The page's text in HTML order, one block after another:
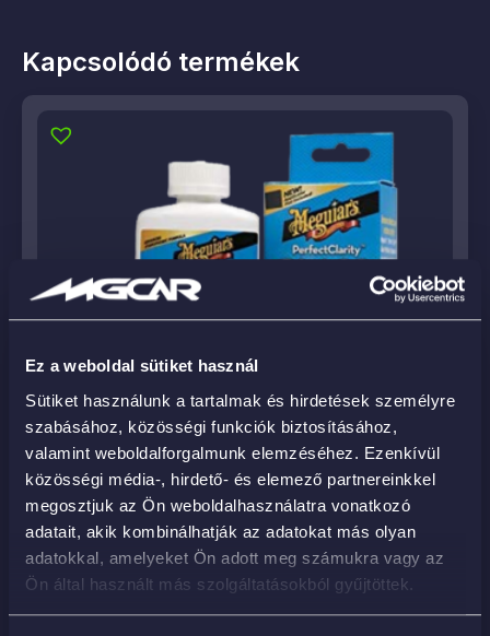
Ez a weboldal sütiket használ
Sütiket használunk a tartalmak és hirdetések személyre
szabásához, közösségi funkciók biztosításához,
valamint weboldalforgalmunk elemzéséhez. Ezenkívül
közösségi média-, hirdető- és elemező partnereinkkel
megosztjuk az Ön weboldalhasználatra vonatkozó
adatait, akik kombinálhatják az adatokat más olyan
adatokkal, amelyeket Ön adott meg számukra vagy az
Ön által használt más szolgáltatásokból gyűjtöttek.
Kapcsolódó termékek
G8408 – Perfect Clarity Glass Sealant –
hidrofób üvegbevonat